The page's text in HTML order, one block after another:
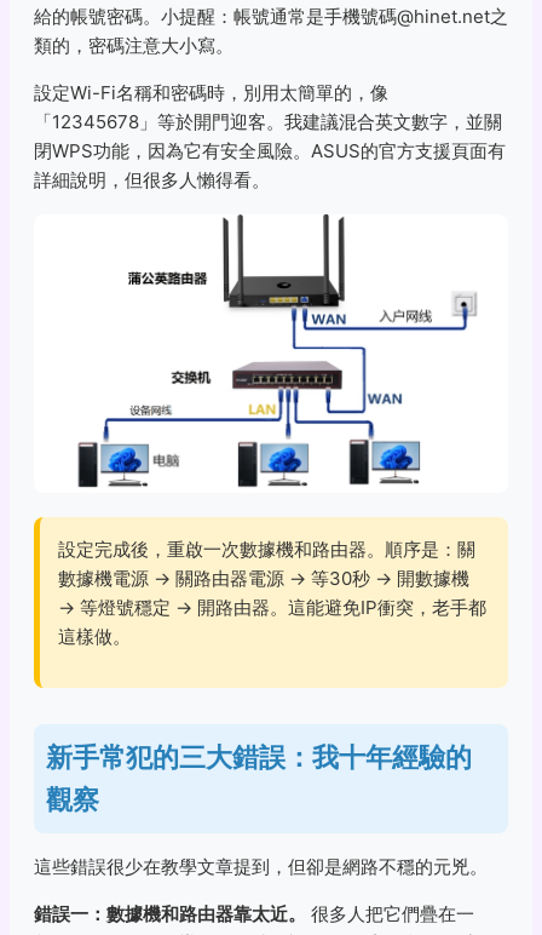
給的帳號密碼。小提醒：帳號通常是手機號碼@hinet.net之
類的，密碼注意大小寫。
設定Wi-Fi名稱和密碼時，別用太簡單的，像
「12345678」等於開門迎客。我建議混合英文數字，並關
閉WPS功能，因為它有安全風險。ASUS的官方支援頁面有
詳細說明，但很多人懶得看。
設定完成後，重啟一次數據機和路由器。順序是：關
數據機電源 → 關路由器電源 → 等30秒 → 開數據機
→ 等燈號穩定 → 開路由器。這能避免IP衝突，老手都
這樣做。
新手常犯的三大錯誤：我十年經驗的
觀察
這些錯誤很少在教學文章提到，但卻是網路不穩的元兇。
錯誤一：數據機和路由器靠太近。
很多人把它們疊在一